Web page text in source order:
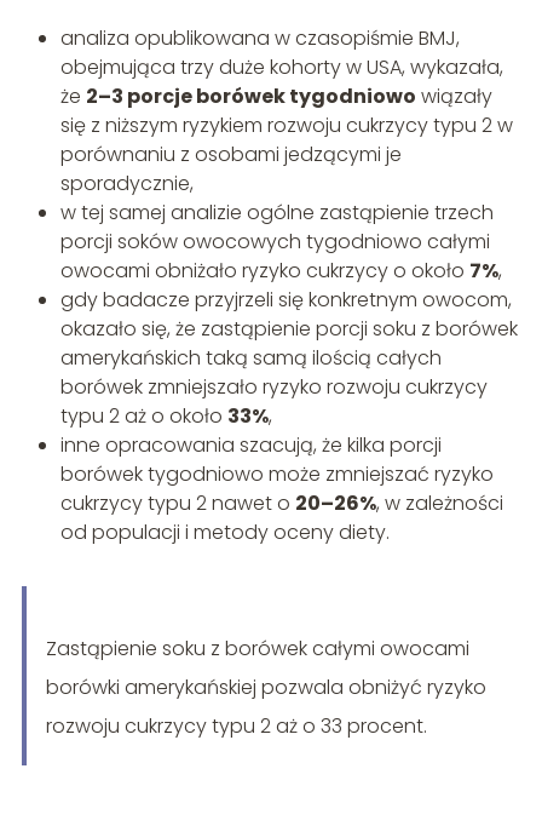
analiza opublikowana w czasopiśmie BMJ,
obejmująca trzy duże kohorty w USA, wykazała,
że 2–3 porcje borówek tygodniowo wiązały
się z niższym ryzykiem rozwoju cukrzycy typu 2 w
porównaniu z osobami jedzącymi je
sporadycznie,
w tej samej analizie ogólne zastąpienie trzech
porcji soków owocowych tygodniowo całymi
owocami obniżało ryzyko cukrzycy o około 7%,
gdy badacze przyjrzeli się konkretnym owocom,
okazało się, że zastąpienie porcji soku z borówek
amerykańskich taką samą ilością całych
borówek zmniejszało ryzyko rozwoju cukrzycy
typu 2 aż o około 33%,
inne opracowania szacują, że kilka porcji
borówek tygodniowo może zmniejszać ryzyko
cukrzycy typu 2 nawet o 20–26%, w zależności
od populacji i metody oceny diety.
Zastąpienie soku z borówek całymi owocami
borówki amerykańskiej pozwala obniżyć ryzyko
rozwoju cukrzycy typu 2 aż o 33 procent.